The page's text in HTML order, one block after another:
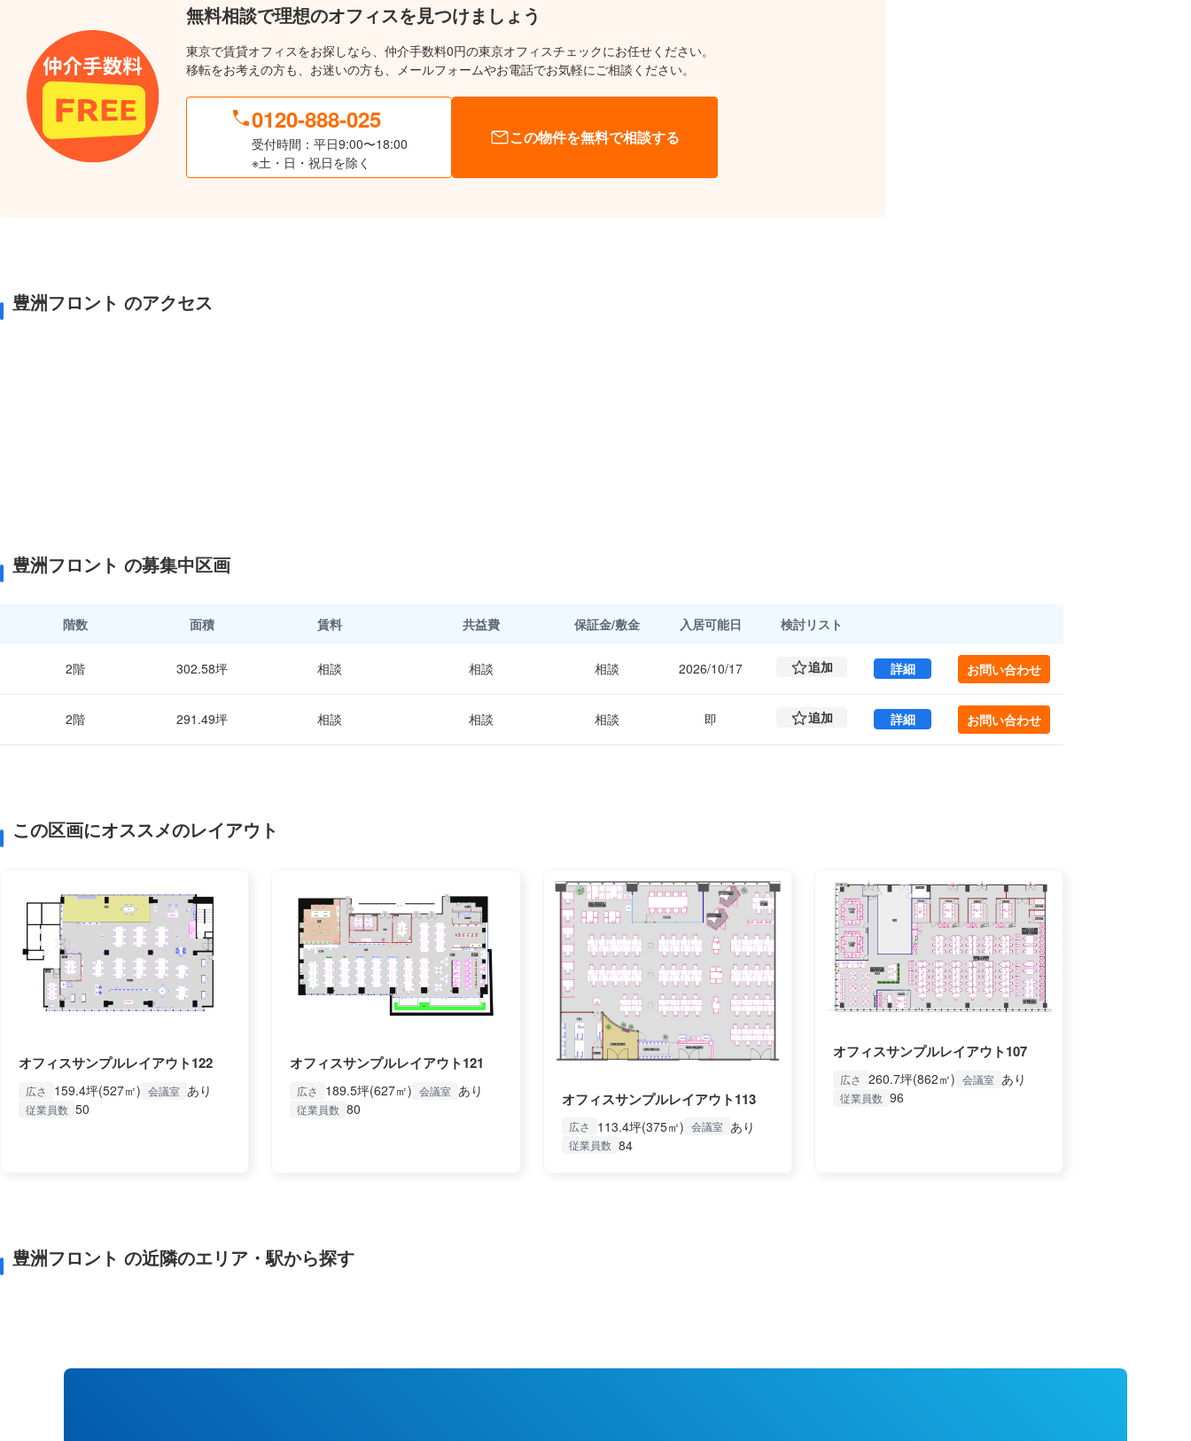
無料相談で理想のオフィスを見つけましょう
東京で賃貸オフィスをお探しなら、仲介手数料0円の東京オフィスチェックにお任せください。
移転をお考えの方も、お迷いの方も、メールフォームやお電話でお気軽にご相談ください。
0120-888-025
受付時間：平日9:00〜18:00
※土・日・祝日を除く
この物件を無料で相談する
豊洲フロント のアクセス
豊洲フロント の募集中区画
階数 面積 賃料 共益費 保証金/敷金 入居可能日 検討リスト
2階 302.58坪 相談 相談 相談 2026/10/17 追加 詳細豊洲フロント 2 (1000.26㎡) ｜江東区 の賃貸オ
お問い合わせ
2階 291.49坪 相談 相談 相談 即 追加 詳細豊洲フロント 2 (963.6㎡) ｜江東区 の賃貸オフ
お問い合わせ
この区画にオススメのレイアウト
オフィスサンプルレイアウト122
広さ 159.4坪(527㎡) 会議室 あり
従業員数 50
オフィスサンプルレイアウト121
広さ 189.5坪(627㎡) 会議室 あり
従業員数 80
オフィスサンプルレイアウト113
広さ 113.4坪(375㎡) 会議室 あり
従業員数 84
オフィスサンプルレイアウト107
広さ 260.7坪(862㎡) 会議室 あり
従業員数 96
豊洲フロント の近隣のエリア・駅から探す